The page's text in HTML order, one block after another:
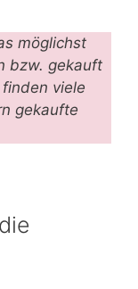
möglichst
bzw. gekauft
viele
gekaufte